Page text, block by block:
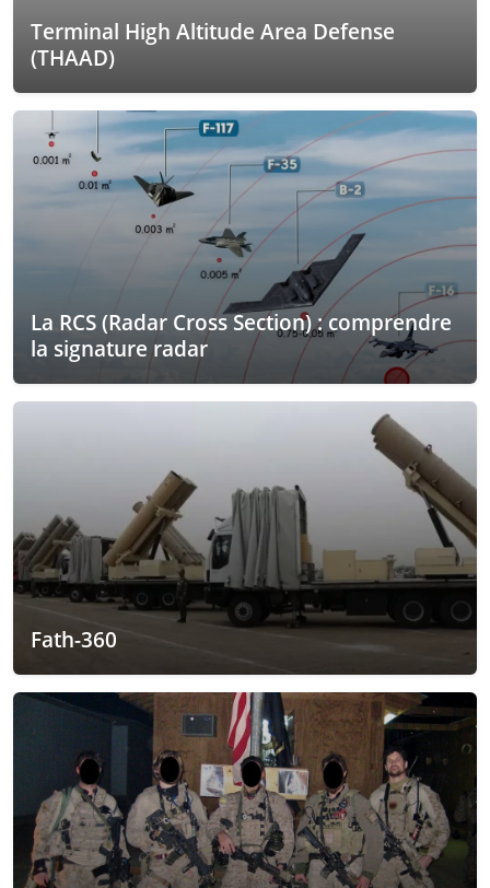
Terminal High Altitude Area Defense
(THAAD)
La RCS (Radar Cross Section) : comprendre
la signature radar
Fath-360